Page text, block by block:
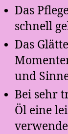
Das
schnell
Das
und
Bei sehr
Öl eine